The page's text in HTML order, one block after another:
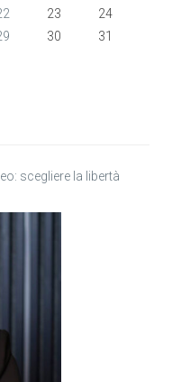
23
24
30
31
scegliere la libertà